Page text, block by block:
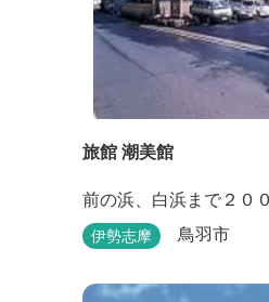
旅館 潮美館
前の浜、白浜まで２０
伊勢志摩 鳥羽市